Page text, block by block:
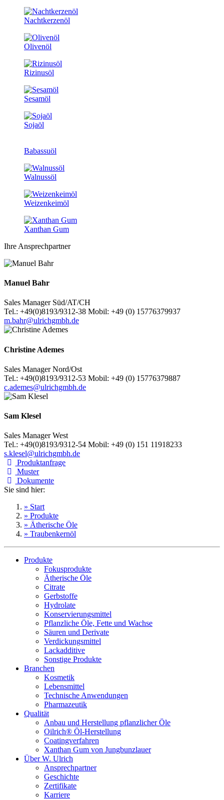
Nachtkerzenöl
Olivenöl
Rizinusöl
Sesamöl
Sojaöl
Babassuöl
Walnussöl
Weizenkeimöl
Xanthan Gum
Ihre Ansprechpartner
Manuel Bahr
Sales Manager Süd/AT/CH
Tel.: +49(0)8193/9312-38 Mobil: +49 (0) 15776379937
m.bahr@ulrichgmbh.de
Christine Ademes
Sales Manager Nord/Ost
Tel.: +49(0)8193/9312-53 Mobil: +49 (0) 15776379887
c.ademes@ulrichgmbh.de
Sam Klesel
Sales Manager West
Tel.: +49(0)8193/9312-54 Mobil: +49 (0) 151 11918233
s.klesel@ulrichgmbh.de
Produktanfrage
Muster
Dokumente
Sie sind hier:
» Start
» Produkte
» Ätherische Öle
» Traubenkernöl
Produkte
Fokusprodukte
Ätherische Öle
Citrate
Gerbstoffe
Hydrolate
Konservierungsmittel
Pflanzliche Öle, Fette und Wachse
Säuren und Derivate
Verdickungsmittel
Lackadditive
Sonstige Produkte
Branchen
Kosmetik
Lebensmittel
Technische Anwendungen
Pharmazeutik
Qualität
Anbau und Herstellung pflanzlicher Öle
Oilrich® Öl-Herstellung
Coatingverfahren
Xanthan Gum von Jungbunzlauer
Über W. Ulrich
Ansprechpartner
Geschichte
Zertifikate
Karriere